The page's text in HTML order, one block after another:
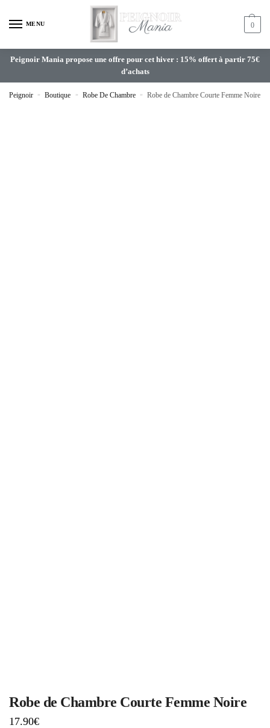
MENU 0
Peignoir Mania propose une offre pour cet hiver : 15% offert à partir 75€
d’achats
Peignoir » Boutique » Robe De Chambre » Robe de Chambre Courte Femme Noire
Robe de Chambre Courte Femme Noire
17.90€